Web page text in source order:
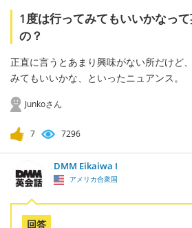
1度は行ってみてもいいかなっ
の？
正直に言うとあまり興味がない所だけど
みてもいいかな、といったニュアンス。
Junkoさん
7 7296
DMM Eikaiwa I
アメリカ合衆国
回答